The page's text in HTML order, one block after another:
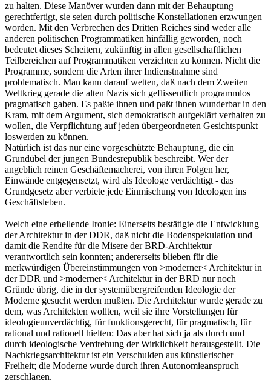
zu halten. Diese Manöver wurden dann mit der Behauptung
gerechtfertigt, sie seien durch politische Konstellationen erzwungen
worden. Mit den Verbrechen des Dritten Reiches sind weder alle
anderen politischen Programmatiken hinfällig geworden, noch
bedeutet dieses Scheitern, zukünftig in allen gesellschaftlichen
Teilbereichen auf Programmatiken verzichten zu können. Nicht die
Programme, sondern die Arten ihrer Indienstnahme sind
problematisch. Man kann darauf wetten, daß nach dem Zweiten
Weltkrieg gerade die alten Nazis sich geflissentlich programmlos
pragmatisch gaben. Es paßte ihnen und paßt ihnen wunderbar in den
Kram, mit dem Argument, sich demokratisch aufgeklärt verhalten zu
wollen, die Verpflichtung auf jeden übergeordneten Gesichtspunkt
loswerden zu können.
Natürlich ist das nur eine vorgeschützte Behauptung, die ein
Grundübel der jungen Bundesrepublik beschreibt. Wer der
angeblich reinen Geschäftemacherei, von ihren Folgen her,
Einwände entgegensetzt, wird als Ideologe verdächtigt - das
Grundgesetz aber verbiete jede Einmischung von Ideologen ins
Geschäftsleben.
Welch eine erhellende Ironie: Einerseits bestätigte die Entwicklung
der Architektur in der DDR, daß nicht die Bodenspekulation und
damit die Rendite für die Misere der BRD-Architektur
verantwortlich sein konnten; andererseits blieben für die
merkwürdigen Übereinstimmungen von >moderner< Architektur in
der DDR und >moderner< Architektur in der BRD nur noch
Gründe übrig, die in der systemübergreifenden Ideologie der
Moderne gesucht werden mußten. Die Architektur wurde gerade zu
dem, was Architekten wollten, weil sie ihre Vorstellungen für
ideologieunverdächtig, für funktionsgerecht, für pragmatisch, für
rational und rationell hielten: Das aber hat sich ja als durch und
durch ideologische Verdrehung der Wirklichkeit herausgestellt. Die
Nachkriegsarchitektur ist ein Verschulden aus künstlerischer
Freiheit; die Moderne wurde durch ihren Autonomieanspruch
zerschlagen.